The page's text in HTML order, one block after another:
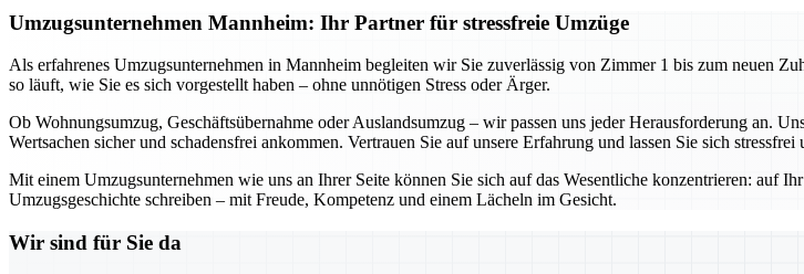
Umzugsunternehmen Mannheim: Ihr Partner für stressfreie Umzüge
Als erfahrenes Umzugsunternehmen in Mannheim begleiten wir Sie zuverlässig von Zimmer 1 bis zum neuen
so läuft, wie Sie es sich vorgestellt haben – ohne unnötigen Stress oder Ärger.
Ob Wohnungsumzug, Geschäftsübernahme oder Auslandsumzug – wir passen uns jeder Herausforderung an.
Wertsachen sicher und schadensfrei ankommen. Vertrauen Sie auf unsere Erfahrung und lassen Sie sich stressfrei
Mit einem Umzugsunternehmen wie uns an Ihrer Seite können Sie sich auf das Wesentliche konzentrieren: auf
Umzugsgeschichte schreiben – mit Freude, Kompetenz und einem Lächeln im Gesicht.
Wir sind für Sie da